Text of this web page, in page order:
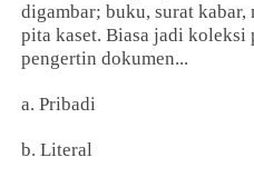
digambar; buku, surat
pita kaset. Biasa jadi koleksi
pengertin dokumen...
a. Pribadi
b. Literal